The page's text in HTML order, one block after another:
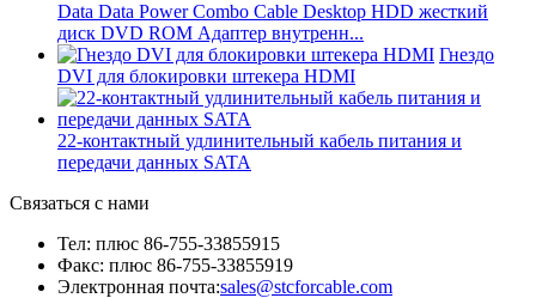
Data Data Power Combo Cable Desktop HDD жесткий
диск DVD ROM Адаптер внутренн...
Гнездо
DVI для блокировки штекера HDMI
22-контактный удлинительный кабель питания и
передачи данных SATA
Связаться с нами
Тел: плюс 86-755-33855915
Факс: плюс 86-755-33855919
Электронная почта:sales@stcforcable.com